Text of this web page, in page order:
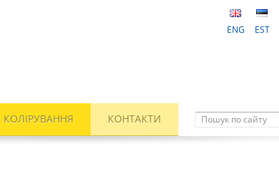
ENG EST
КОЛІРУВАННЯ КОНТАКТИ